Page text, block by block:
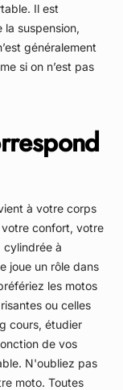
Il est
la suspension,
généralement
si on n’est pas
à votre corps
confort, votre
cylindrée à
joue un rôle dans
les motos
ou celles
cours, étudier
de vos
N'oubliez pas
moto. Toutes